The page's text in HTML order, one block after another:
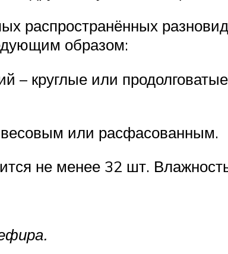
распространённых
образом:
– круглые или
весовым или расфасованным.
не менее 32 шт.